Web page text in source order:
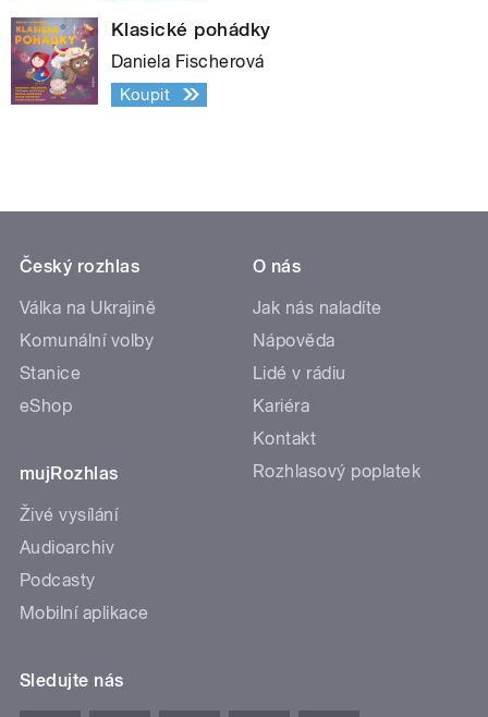
Klasické pohádky
Daniela Fischerová
Koupit
Český rozhlas
Válka na Ukrajině
Komunální volby
Stanice
eShop
mujRozhlas
Živé vysílání
Audioarchiv
Podcasty
Mobilní aplikace
O nás
Jak nás naladíte
Nápověda
Lidé v rádiu
Kariéra
Kontakt
Rozhlasový poplatek
Sledujte nás